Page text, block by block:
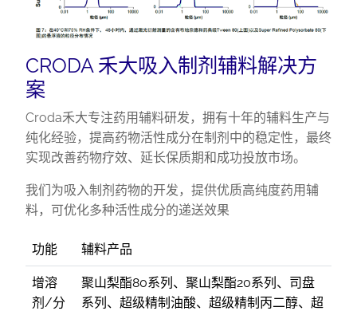
CRODA 禾大吸入制剂辅料解决方
案
Croda禾大专注药用辅料研发，拥有十年的辅料生产与
纯化经验，提高药物活性成分在制剂中的稳定性，最终
实现改善药物疗效、延长保质期和成功投放市场。
我们为吸入制剂药物的开发，提供优质高纯度药用辅
料，可优化多种活性成分的递送效果
功能 辅料产品
增溶
剂/分
聚山梨酯80系列、聚山梨酯20系列、司盘
系列、超级精制油酸、超级精制丙二醇、超